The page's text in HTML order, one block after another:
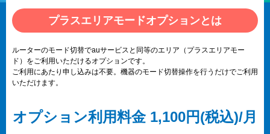
プラスエリアモードオプションとは
ルーターのモード切替でauサービスと同等のエリア（プラスエリアモー
ド）をご利用いただけるオプションです。
ご利用にあたり申し込みは不要。機器のモード切替操作を行うだけでご利用
いただけます。
オプション利用料金 1,100円(税込)/月